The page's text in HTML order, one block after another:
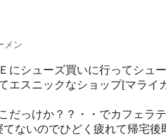
メン
にシューズ買いに行ってシュ
エスニックなショップ[マライ
だっけか？？・・でカフェラ
ないのでひどく疲れて帰宅後